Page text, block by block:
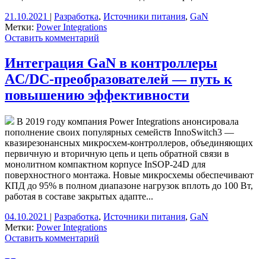
21.10.2021 | Разработка, Источники питания, GaN
Метки: Power Integrations
Оставить комментарий
Интеграция GaN в контроллеры
AC/DC-преобразователей — путь к
повышению эффективности
В 2019 году компания Power Integrations анонсировала
пополнение своих популярных семейств InnoSwitch3 —
квазирезонансных микросхем-контроллеров, объединяющих
первичную и вторичную цепь и цепь обратной связи в
монолитном компактном корпусе InSOP-24D для
поверхностного монтажа. Новые микросхемы обеспечивают
КПД до 95% в полном диапазоне нагрузок вплоть до 100 Вт,
работая в составе закрытых адапте...
04.10.2021 | Разработка, Источники питания, GaN
Метки: Power Integrations
Оставить комментарий